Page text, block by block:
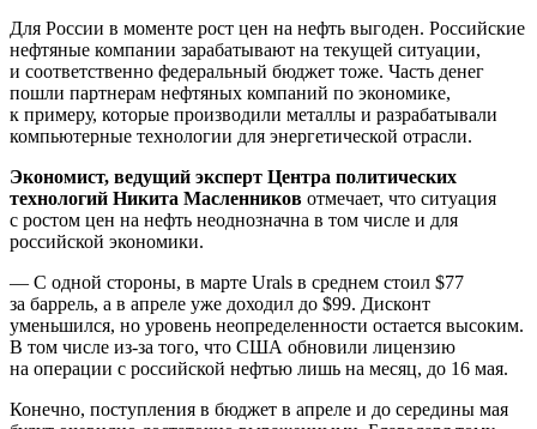
Для России в моменте рост цен на нефть выгоден. Российские
нефтяные компании зарабатывают на текущей ситуации,
и соответственно федеральный бюджет тоже. Часть денег
пошли партнерам нефтяных компаний по экономике,
к примеру, которые производили металлы и разрабатывали
компьютерные технологии для энергетической отрасли.
Экономист, ведущий эксперт Центра политических
технологий Никита Масленников отмечает, что ситуация
с ростом цен на нефть неоднозначна в том числе и для
российской экономики.
— С одной стороны, в марте Urals в среднем стоил $77
за баррель, а в апреле уже доходил до $99. Дисконт
уменьшился, но уровень неопределенности остается высоким.
В том числе из-за того, что США обновили лицензию
на операции с российской нефтью лишь на месяц, до 16 мая.
Конечно, поступления в бюджет в апреле и до середины мая